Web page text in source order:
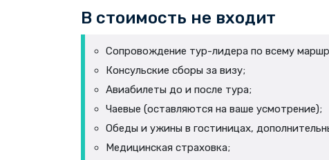
В стоимость не входит
Сопровождение тур-лидера по всему
Консульские сборы за визу;
Авиабилеты до и после тура;
Чаевые (оставляются на ваше усмотрение);
Обеды и ужины в гостиницах,
Медицинская страховка;